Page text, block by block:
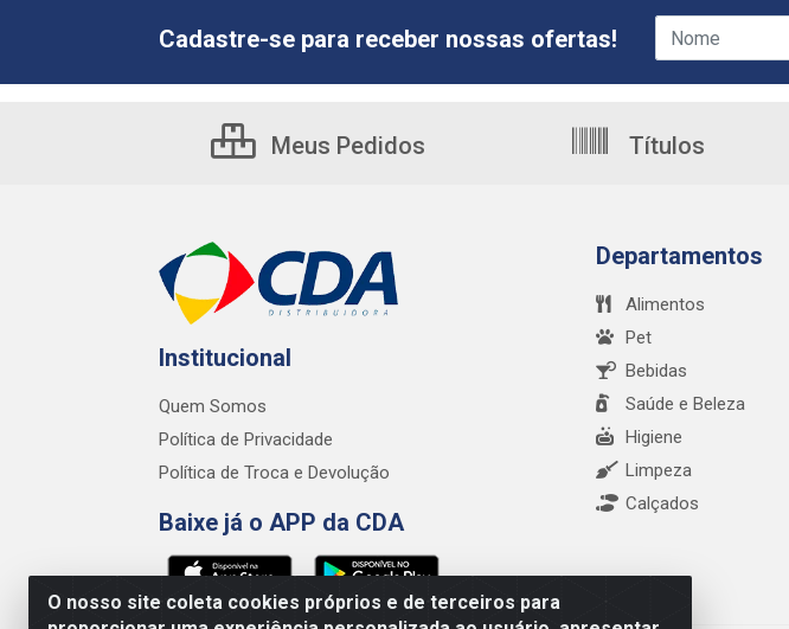
O nosso site coleta cookies próprios e de terceiros para
Cadastre-se para receber nossas ofertas!
Meus Pedidos Títulos
Institucional
Quem Somos
Política de Privacidade
Política de Troca e Devolução
Baixe já o APP da CDA
Departamentos
Alimentos
Pet
Bebidas
Saúde e Beleza
Higiene
Limpeza
Calçados